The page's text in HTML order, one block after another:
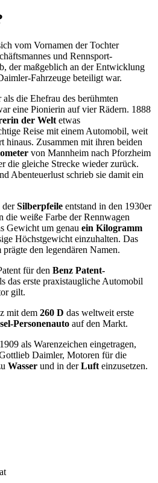
vom Vornamen der Tochter
und Rennsport-
der maßgeblich an der Entwicklung
Fahrzeuge beteiligt war.
die Ehefrau des berühmten
eine Pionierin auf vier Rädern. 1888
der Welt etwas
Reise mit einem Automobil, weit
hinaus. Zusammen mit ihren beiden
von Mannheim nach Pforzheim
die gleiche Strecke wieder zurück.
Abenteuerlust schrieb sie damit ein
derSilberpfeile entstand in den 1930er
die weiße Farbe der Rennwagen
Gewicht um genau ein Kilogramm
Höchstgewicht einzuhalten. Das
den legendären Namen.
für den Benz Patent-
das erste praxistaugliche Automobil
gilt.
mit dem 260 D das weltweit erste
Personenauto auf den Markt.
als Warenzeichen eingetragen,
Daimler, Motoren für die
Wasser und in derLuft einzusetzen.